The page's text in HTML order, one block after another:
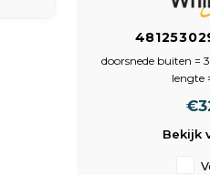
Element-
doorsnede buiten =
lengte
Bekijk